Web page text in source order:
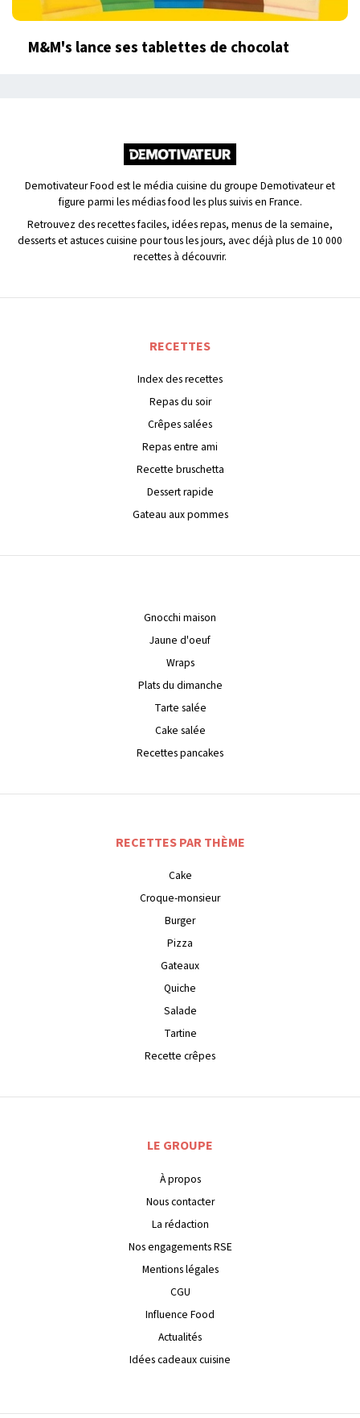
M&M's lance ses tablettes de chocolat
Demotivateur Food est le média cuisine du groupe Demotivateur et
figure parmi les médias food les plus suivis en France.
Retrouvez des recettes faciles, idées repas, menus de la semaine,
desserts et astuces cuisine pour tous les jours, avec déjà plus de 10 000
recettes à découvrir.
RECETTES
Index des recettes
Repas du soir
Crêpes salées
Repas entre ami
Recette bruschetta
Dessert rapide
Gateau aux pommes
Gnocchi maison
Jaune d'oeuf
Wraps
Plats du dimanche
Tarte salée
Cake salée
Recettes pancakes
RECETTES PAR THÈME
Cake
Croque-monsieur
Burger
Pizza
Gateaux
Quiche
Salade
Tartine
Recette crêpes
LE GROUPE
À propos
Nous contacter
La rédaction
Nos engagements RSE
Mentions légales
CGU
Influence Food
Actualités
Idées cadeaux cuisine